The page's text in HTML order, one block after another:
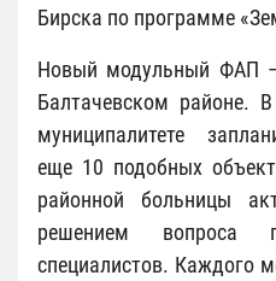
Бирска по программе
Новый модульный ФАП
Балтачевском районе.
муниципалитете
еще 10 подобных
районной больницы
решением вопроса
специалистов. Каждого